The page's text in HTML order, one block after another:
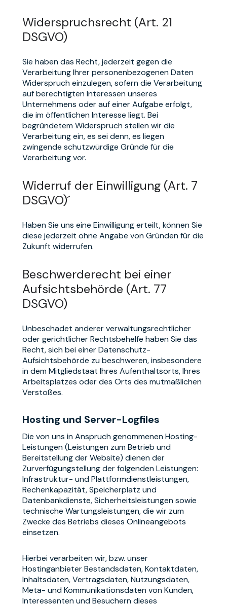
Widerspruchsrecht (Art. 21
DSGVO)
Sie haben das Recht, jederzeit gegen die
Verarbeitung Ihrer personenbezogenen Daten
Widerspruch einzulegen, sofern die Verarbeitung
auf berechtigten Interessen unseres
Unternehmens oder auf einer Aufgabe erfolgt,
die im öffentlichen Interesse liegt. Bei
begründetem Widerspruch stellen wir die
Verarbeitung ein, es sei denn, es liegen
zwingende schutzwürdige Gründe für die
Verarbeitung vor.
Widerruf der Einwilligung (Art. 7
DSGVO)´
Haben Sie uns eine Einwilligung erteilt, können Sie
diese jederzeit ohne Angabe von Gründen für die
Zukunft widerrufen.
Beschwerderecht bei einer
Aufsichtsbehörde (Art. 77
DSGVO)
Unbeschadet anderer verwaltungsrechtlicher
oder gerichtlicher Rechtsbehelfe haben Sie das
Recht, sich bei einer Datenschutz-
Aufsichtsbehörde zu beschweren, insbesondere
in dem Mitgliedstaat Ihres Aufenthaltsorts, Ihres
Arbeitsplatzes oder des Orts des mutmaßlichen
Verstoßes.
Hosting und Server-Logfiles
Die von uns in Anspruch genommenen Hosting-
Leistungen (Leistungen zum Betrieb und
Bereitstellung der Website) dienen der
Zurverfügungstellung der folgenden Leistungen:
Infrastruktur- und Plattformdienstleistungen,
Rechenkapazität, Speicherplatz und
Datenbankdienste, Sicherheitsleistungen sowie
technische Wartungsleistungen, die wir zum
Zwecke des Betriebs dieses Onlineangebots
einsetzen.
Hierbei verarbeiten wir, bzw. unser
Hostinganbieter Bestandsdaten, Kontaktdaten,
Inhaltsdaten, Vertragsdaten, Nutzungsdaten,
Meta- und Kommunikationsdaten von Kunden,
Interessenten und Besuchern dieses